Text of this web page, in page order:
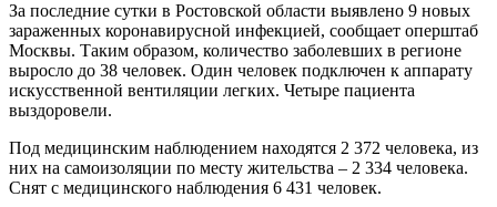
За последние сутки в Ростовской области выявлено 9 новых
зараженных коронавирусной инфекцией, сообщает оперштаб
Москвы. Таким образом, количество заболевших в регионе
выросло до 38 человек. Один человек подключен к аппарату
искусственной вентиляции легких. Четыре пациента
выздоровели.
Под медицинским наблюдением находятся 2 372 человека, из
них на самоизоляции по месту жительства – 2 334 человека.
Снят с медицинского наблюдения 6 431 человек.